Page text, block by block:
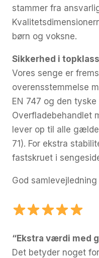
stammer fra
børn og voksne.
Sikkerhed i
Vores senge er
overensstemmelse
EN 747 og den
Overfladebehandlet
lever op til alle
71). For ekstra
fastskruet i
God
“Ekstra værdi med
Det betyder noget